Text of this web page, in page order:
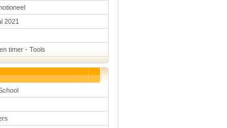
2021
timer - Tools